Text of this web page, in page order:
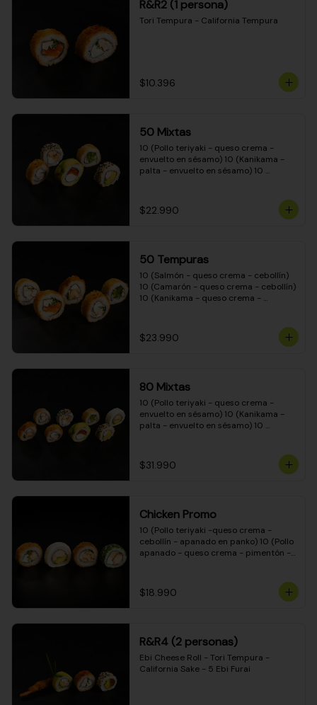
R&R2 (1 persona)
Tori Tempura - California Tempura
$10.396
50 Mixtas
10 (Pollo teriyaki - queso crema -
envuelto en sésamo) 10 (Kanikama -
palta - envuelto en sésamo) 10
cebollín - envuelto en masa tempura)
10 (Pimentón - queso crema - cebollín
$22.990
50 Tempuras
10 (Salmón - queso crema - cebollín)
10 (Camarón - queso crema - cebollín)
10 (Kanikama - queso crema -
crema - cebollín)
$23.990
80 Mixtas
10 (Pollo teriyaki - queso crema -
envuelto en sésamo) 10 (Kanikama -
palta - envuelto en sésamo) 10
envuelto en queso crema) 10
(Camarón - queso crema - cebollín -
teriyaki - queso crema - cebollín -
envuelto en masa tempura) 10
(Pimentón - queso crema - cebollín -
envuelto en masa tempura)
$31.990
Chicken Promo
10 (Pollo teriyaki -queso crema -
cebollín - apanado en panko) 10 (Pollo
apanado - queso crema - pimentón -
ciboulette) 10 (Pollo teriyaki - palta -
envuelto en queso crema)
$18.990
R&R4 (2 personas)
Ebi Cheese Roll - Tori Tempura -
California Sake - 5 Ebi Furai